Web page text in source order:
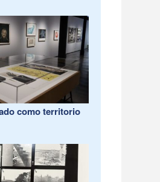
como territorio